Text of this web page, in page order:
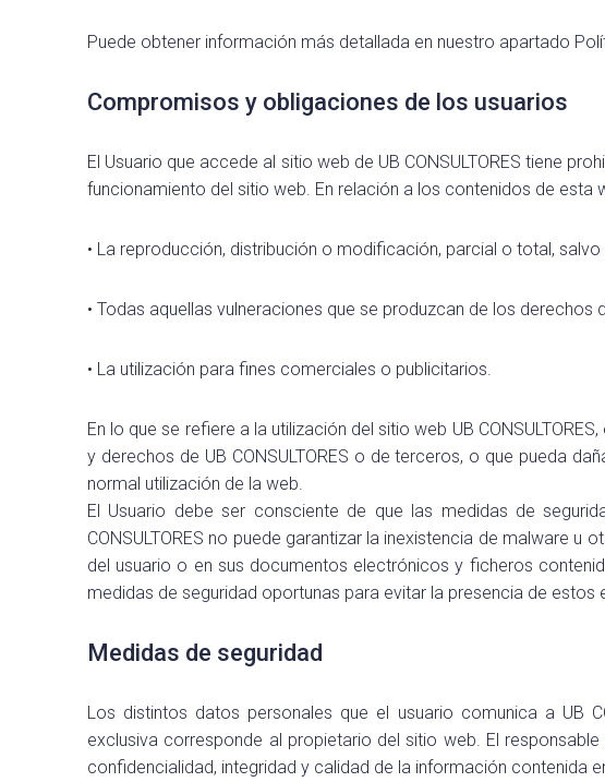
Puede obtener información más detallada en nuestro apartado
Compromisos y obligaciones de los usuarios
El Usuario que accede al sitio web de UB CONSULTORES tiene
funcionamiento del sitio web. En relación a los contenidos de esta
• La reproducción, distribución o modificación, parcial o total,
• Todas aquellas vulneraciones que se produzcan de los
• La utilización para fines comerciales o publicitarios.
En lo que se refiere a la utilización del sitio web UB
y derechos de UB CONSULTORES o de terceros, o que pueda
normal utilización de la web.
El Usuario debe ser consciente de que las medidas de
CONSULTORES no puede garantizar la inexistencia de malware
del usuario o en sus documentos electrónicos y ficheros
medidas de seguridad oportunas para evitar la presencia de estos
Medidas de seguridad
Los distintos datos personales que el usuario comunica a UB
exclusiva corresponde al propietario del sitio web. El
confidencialidad, integridad y calidad de la información